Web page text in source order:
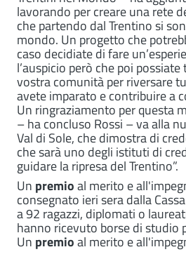
lavorando per creare una rete
che partendo dal Trentino si
mondo. Un progetto che
caso decidiate di fare
l’auspicio però che poi
vostra comunità per riversare
avete imparato e contribuire a
Un ringraziamento per questa
– ha concluso Rossi – va alla
Val di Sole, che dimostra di
che sarà uno degli istituti di
guidare la ripresa del Trentino”.
Un premioal merito e
consegnato ieri sera dalla
a 92 ragazzi, diplomati o
hanno ricevuto borse di studio
Un premioal merito e